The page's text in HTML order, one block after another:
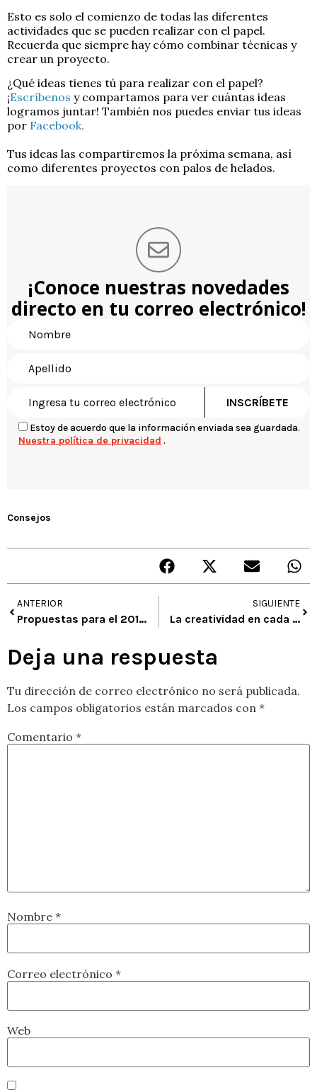
Esto es solo el comienzo de todas las diferentes
actividades que se pueden realizar con el papel.
Recuerda que siempre hay cómo combinar técnicas y
crear un proyecto.
¿Qué ideas tienes tú para realizar con el papel?
¡Escríbenos y compartamos para ver cuántas ideas
logramos juntar! También nos puedes enviar tus ideas
por Facebook.
Tus ideas las compartiremos la próxima semana, así
como diferentes proyectos con palos de helados.
¡Conoce nuestras novedades
directo en tu correo electrónico!
Estoy de acuerdo que la información enviada sea guardada.
Nuestra política de privacidad .
Consejos
ANTERIOR
Propuestas para el 2012: herramientas artísticas para lograr cumplirlas – El logro y el triunfo, un premio con mucho aprendizaje
SIGUIENTE
La creatividad en cada material – Lana
Deja una respuesta
Tu dirección de correo electrónico no será publicada.
Los campos obligatorios están marcados con *
Comentario *
Nombre *
Correo electrónico *
Web